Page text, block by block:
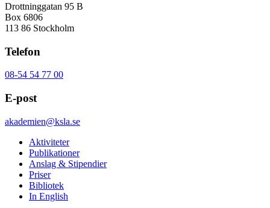
Drottninggatan 95 B
Box 6806
113 86 Stockholm
Telefon
08-54 54 77 00
E-post
akademien@ksla.se
Aktiviteter
Publikationer
Anslag & Stipendier
Priser
Bibliotek
In English